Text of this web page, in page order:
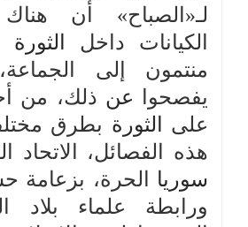
لـ«الصباح» أن
الكيانات داخل
الثورة
منتمون إلى
يفصحوا عن ذلك، من
على
الثورة بطرق
هذه الفصائل، الاتحاد
سوريا الحرة،
ورابطة علماء بلاد